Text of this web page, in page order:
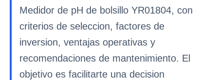
Medidor de pH de bolsillo YR01804, con
criterios de seleccion, factores de
inversion, ventajas operativas y
recomendaciones de mantenimiento. El
objetivo es facilitarte una decision